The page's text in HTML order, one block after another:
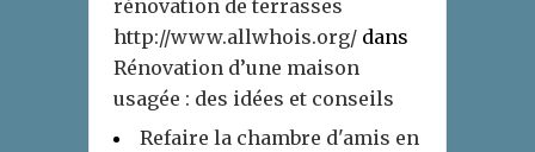
rénovation de terrasses
http://www.allwhois.org/ dans
Rénovation d’une maison
usagée : des idées et conseils
Refaire la chambre d'amis en